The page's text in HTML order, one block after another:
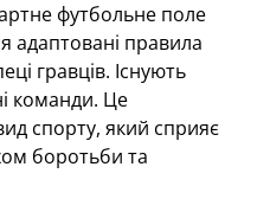
футбольне поле
адаптовані правила
гравців. Існують
команди. Це
спорту, який сприяє
боротьби та